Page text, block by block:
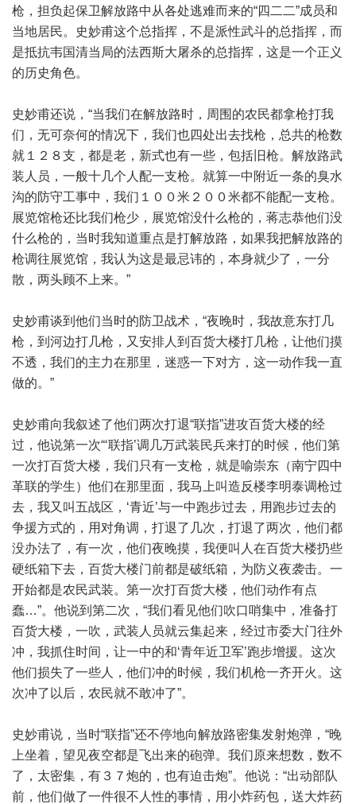
枪，担负起保卫解放路中从各处逃难而来的“四二二”成员和
当地居民。史妙甫这个总指挥，不是派性武斗的总指挥，而
是抵抗韦国清当局的法西斯大屠杀的总指挥，这是一个正义
的历史角色。
史妙甫还说，“当我们在解放路时，周围的农民都拿枪打我
们，无可奈何的情况下，我们也四处出去找枪，总共的枪数
就１２８支，都是老，新式也有一些，包括旧枪。解放路武
装人员，一般十几个人配一支枪。就算一中附近一条的臭水
沟的防守工事中，我们１００米２００米都不能配一支枪。
展览馆枪还比我们枪少，展览馆没什么枪的，蒋志恭他们没
什么枪的，当时我知道重点是打解放路，如果我把解放路的
枪调往展览馆，我认为这是最忌讳的，本身就少了，一分
散，两头顾不上来。”
史妙甫谈到他们当时的防卫战术，“夜晚时，我故意东打几
枪，到河边打几枪，又安排人到百货大楼打几枪，让他们摸
不透，我们的主力在那里，迷惑一下对方，这一动作我一直
做的。”
史妙甫向我叙述了他们两次打退“联指”进攻百货大楼的经
过，他说第一次“‘联指’调几万武装民兵来打的时候，他们第
一次打百货大楼，我们只有一支枪，就是喻崇东（南宁四中
革联的学生）他们在那里面，我马上叫造反楼李明泰调枪过
去，我又叫五战区，‘青近’与一中跑步过去，用跑步过去的
争援方式的，用对角调，打退了几次，打退了两次，他们都
没办法了，有一次，他们夜晚摸，我便叫人在百货大楼扔些
硬纸箱下去，百货大楼门前都是破纸箱，为防义夜袭击。一
开始都是农民武装。第一次打百货大楼，他们动作有点
蠢…”。他说到第二次，“我们看见他们吹口哨集中，准备打
百货大楼，一吹，武装人员就云集起来，经过市委大门往外
冲，我抓住时间，让一中的和‘青年近卫军’跑步增援。这次
他们损失了一些人，他们冲的时候，我们机枪一齐开火。这
次冲了以后，农民就不敢冲了”。
史妙甫说，当时“联指”还不停地向解放路密集发射炮弹，“晚
上坐着，望见夜空都是飞出来的砲弹。我们原来想数，数不
了，太密集，有３７炮的，也有迫击炮”。他说：“出动部队
前，他们做了一件很不人性的事情，用小炸药包，送大炸药